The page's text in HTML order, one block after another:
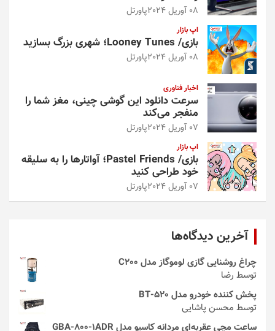
08 آوریل 2024 پاورتل
اپ بازار
بازی/ Looney Tunes؛ شهری بزرگ بسازید
08 آوریل 2024 پاورتل
اخبار فناوری
سرعت دانلود این گوشی چینی، مغز شما را
منفجر می‌کند
07 آوریل 2024 پاورتل
اپ بازار
بازی/ Pastel Friends؛ آواتارها را به سلیقه
خود طراحی کنید
07 آوریل 2024 پاورتل
آخرین دیدگاه‌ها
چراغ روشنایی گازی لوموگاز مدل C200
توسط رضا
پخش کننده خودرو مدل 520-BT
توسط محسن پاشایی
ساعت مچی عقربه‌ای مردانه کاسیو مدل GBA-800-1ADR